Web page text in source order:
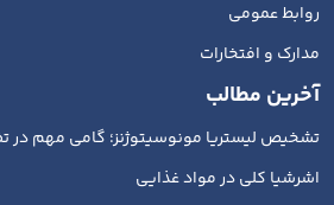
روابط عمومی
مدارک و افتخارات
آخرین مطالب
تشخیص لیستریا مونوسیتوژنز؛ گامی مهم در
اشرشیا کلی در مواد غذایی